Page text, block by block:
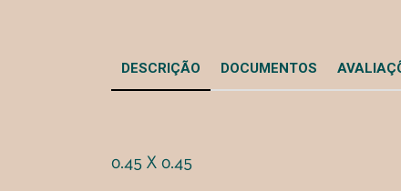
DESCRIÇÃO DOCUMENTOS
0.45 X 0.45